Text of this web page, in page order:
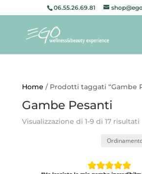
06.55.26.69.81
Home / Prodotti taggati “Gambe
Gambe Pesanti
Visualizzazione di 1-9 di 17 risultati